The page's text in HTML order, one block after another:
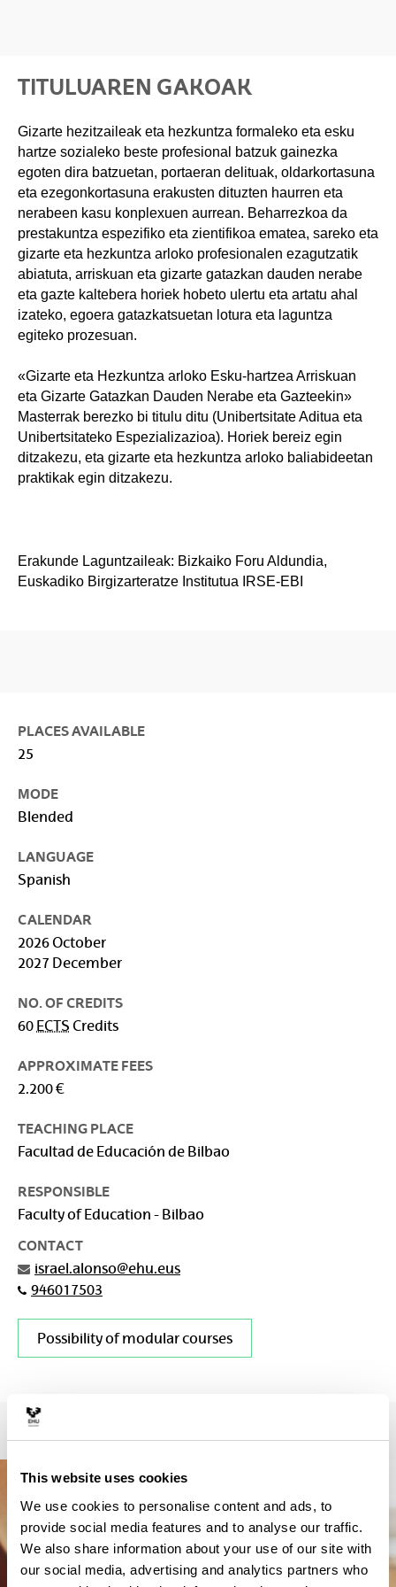
This website uses cookies
We use cookies to personalise content and ads, to
provide social media features and to analyse our traffic.
We also share information about your use of our site with
our social media, advertising and analytics partners who
TITULUAREN GAKOAK
Gizarte hezitzaileak eta hezkuntza formaleko eta esku
hartze sozialeko beste profesional batzuk gainezka
egoten dira batzuetan, portaeran delituak, oldarkortasuna
eta ezegonkortasuna erakusten dituzten haurren eta
nerabeen kasu konplexuen aurrean. Beharrezkoa da
prestakuntza espezifiko eta zientifikoa ematea, sareko eta
gizarte eta hezkuntza arloko profesionalen ezagutzatik
abiatuta, arriskuan eta gizarte gatazkan dauden nerabe
eta gazte kaltebera horiek hobeto ulertu eta artatu ahal
izateko, egoera gatazkatsuetan lotura eta laguntza
egiteko prozesuan.
«Gizarte eta Hezkuntza arloko Esku-hartzea Arriskuan
eta Gizarte Gatazkan Dauden Nerabe eta Gazteekin»
Masterrak berezko bi titulu ditu (Unibertsitate Aditua eta
Unibertsitateko Espezializazioa). Horiek bereiz egin
ditzakezu, eta gizarte eta hezkuntza arloko baliabideetan
praktikak egin ditzakezu.
Erakunde Laguntzaileak: Bizkaiko Foru Aldundia,
Euskadiko Birgizarteratze Institutua IRSE-EBI
PLACES AVAILABLE
25
MODE
Blended
LANGUAGE
Spanish
CALENDAR
2026 October
2027 December
NO. OF CREDITS
60 ECTS Credits
APPROXIMATE FEES
2.200 €
TEACHING PLACE
Facultad de Educación de Bilbao
RESPONSIBLE
Faculty of Education - Bilbao
CONTACT
israel.alonso@ehu.eus
946017503
Possibility of modular courses